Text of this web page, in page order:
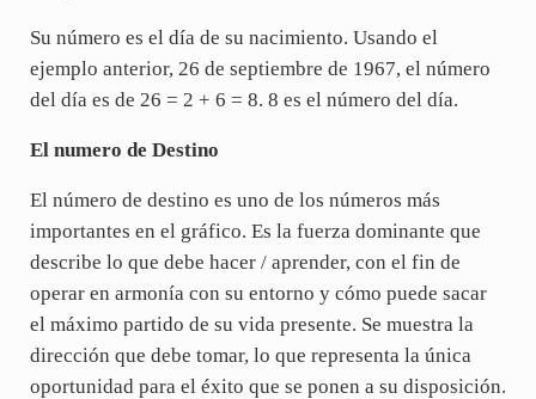
Su número es el día de su nacimiento. Usando el
ejemplo anterior, 26 de septiembre de 1967, el número
del día es de 26 = 2 + 6 = 8. 8 es el número del día.
El numero de Destino
El número de destino es uno de los números más
importantes en el gráfico. Es la fuerza dominante que
describe lo que debe hacer / aprender, con el fin de
operar en armonía con su entorno y cómo puede sacar
el máximo partido de su vida presente. Se muestra la
dirección que debe tomar, lo que representa la única
oportunidad para el éxito que se ponen a su disposición.